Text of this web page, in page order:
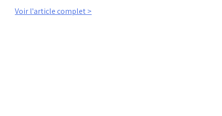
Voir l'article complet >